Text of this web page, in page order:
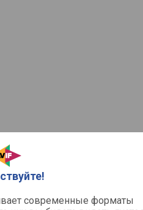
современные форматы